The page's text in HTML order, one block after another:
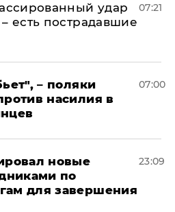
удар
есть пострадавшие
07:21
– поляки
насилия в
07:00
новые
по
для завершения
23:09